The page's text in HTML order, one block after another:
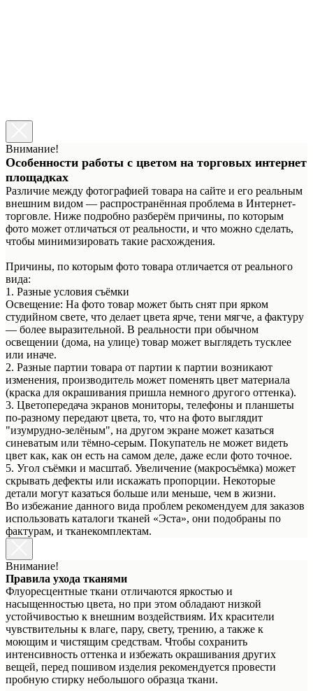
Внимание!
Особенности работы с цветом на торговых интернет
площадках
Различие между фотографией товара на сайте и его реальным
внешним видом — распространённая проблема в Интернет-
торговле. Ниже подробно разберём причины, по которым
фото может отличаться от реальности, и что можно сделать,
чтобы минимизировать такие расхождения.
Причины, по которым фото товара отличается от реального
вида:
1. Разные условия съёмки
Освещение: На фото товар может быть снят при ярком
студийном свете, что делает цвета ярче, тени мягче, а фактуру
— более выразительной. В реальности при обычном
освещении (дома, на улице) товар может выглядеть тусклее
или иначе.
2. Разные партии товара от партии к партии возникают
изменения, производитель может поменять цвет материала
(краска для окрашивания пришла немного другого оттенка).
3. Цветопередача экранов мониторы, телефоны и планшеты
по-разному передают цвета, то, что на фото выглядит
"изумрудно-зелёным", на другом экране может казаться
синеватым или тёмно-серым. Покупатель не может видеть
цвет как, как он есть на самом деле, даже если фото точное.
5. Угол съёмки и масштаб. Увеличение (макросъёмка) может
скрывать дефекты или искажать пропорции. Некоторые
детали могут казаться больше или меньше, чем в жизни.
Во избежание данного вида проблем рекомендуем для заказов
использовать каталоги тканей «Эста», они подобраны по
фактурам, и тканекомплектам.
Внимание!
Правила ухода тканями
Флуоресцентные ткани отличаются яркостью и
насыщенностью цвета, но при этом обладают низкой
устойчивостью к внешним воздействиям. Их красители
чувствительны к влаге, пару, свету, трению, а также к
моющим и чистящим средствам. Чтобы сохранить
интенсивность оттенка и избежать окрашивания других
вещей, перед пошивом изделия рекомендуется провести
пробную стирку небольшого образца ткани.